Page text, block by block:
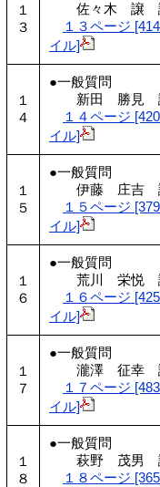
１
３
佐々木 譲
１３ページ
イル]
１
４
●一般質問
新田 勝見
１４ページ
イル]
１
５
●一般質問
伊藤 庄吉
１５ページ
イル]
１
６
●一般質問
荒川 栄悦
１６ページ
イル]
１
７
●一般質問
瀧澤 征幸
１７ページ
イル]
１
８
●一般質問
萩野 茂男
１８ページ